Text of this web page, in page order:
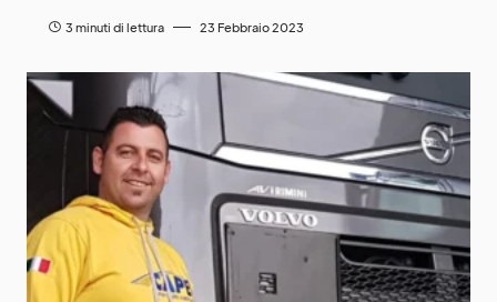
3 minuti di lettura 23 Febbraio 2023